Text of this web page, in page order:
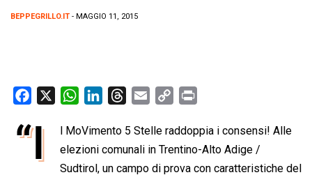
BEPPEGRILLO.IT - MAGGIO 11, 2015
c
W
a
t
s
n
k
e
r
e
a
a
i
l
p
y
L
i
n
t
“I
l MoVimento 5 Stelle raddoppia i consensi! Alle
elezioni comunali in Trentino-Alto Adige /
Sudtirol, un campo di prova con caratteristiche del